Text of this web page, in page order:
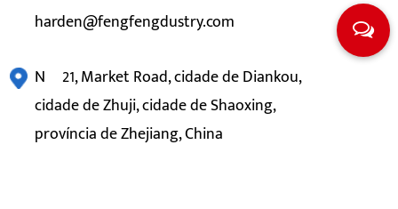
harden@fengfengdustry.com
Nº 21, Market Road, cidade de Diankou,
cidade de Zhuji, cidade de Shaoxing,
província de Zhejiang, China